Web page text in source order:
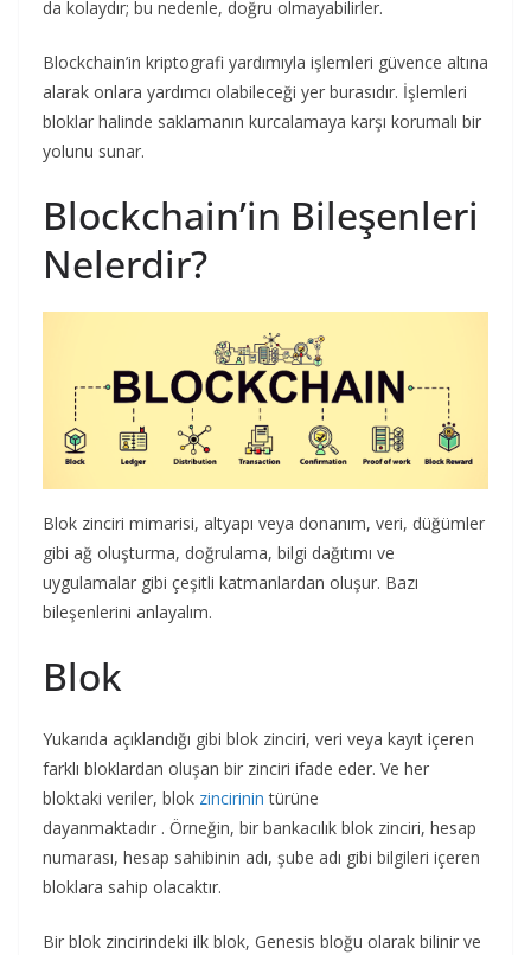
da kolaydır; bu nedenle, doğru olmayabilirler.
Blockchain’in kriptografi yardımıyla işlemleri güvence altına
alarak onlara yardımcı olabileceği yer burasıdır. İşlemleri
bloklar halinde saklamanın kurcalamaya karşı korumalı bir
yolunu sunar.
Blockchain’in Bileşenleri
Nelerdir?
Blok zinciri mimarisi, altyapı veya donanım, veri, düğümler
gibi ağ oluşturma, doğrulama, bilgi dağıtımı ve
uygulamalar gibi çeşitli katmanlardan oluşur. Bazı
bileşenlerini anlayalım.
Blok
Yukarıda açıklandığı gibi blok zinciri, veri veya kayıt içeren
farklı bloklardan oluşan bir zinciri ifade eder. Ve her
bloktaki veriler, blok zincirinin türüne
dayanmaktadır . Örneğin, bir bankacılık blok zinciri, hesap
numarası, hesap sahibinin adı, şube adı gibi bilgileri içeren
bloklara sahip olacaktır.
Bir blok zincirindeki ilk blok, Genesis bloğu olarak bilinir ve